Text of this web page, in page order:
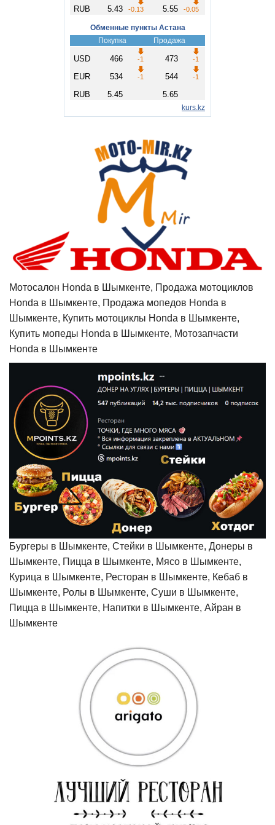
Мотосалон Honda в Шымкенте, Продажа мотоциклов
Honda в Шымкенте, Продажа мопедов Honda в
Шымкенте, Купить мотоциклы Honda в Шымкенте,
Купить мопеды Honda в Шымкенте, Мотозапчасти
Honda в Шымкенте
Бургеры в Шымкенте, Стейки в Шымкенте, Донеры в
Шымкенте, Пицца в Шымкенте, Мясо в Шымкенте,
Курица в Шымкенте, Ресторан в Шымкенте, Кебаб в
Шымкенте, Ролы в Шымкенте, Суши в Шымкенте,
Пицца в Шымкенте, Напитки в Шымкенте, Айран в
Шымкенте